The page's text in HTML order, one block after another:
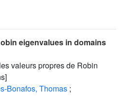
eigenvalues in domains
valeurs propres de Robin
Bonafos, Thomas ;